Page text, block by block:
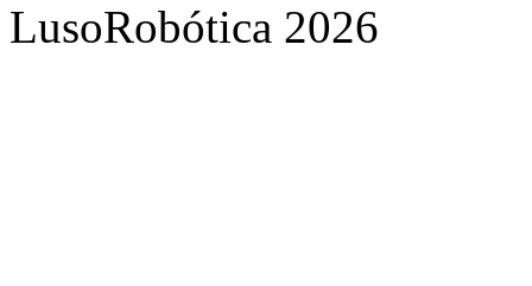
LusoRobótica 2026